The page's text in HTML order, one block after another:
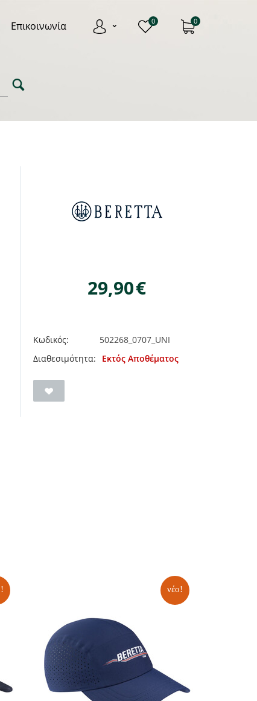
Επικοινωνία 0 0
29,90€
Κωδικός:
502268_0707_UNI
Διαθεσιμότητα:
Εκτός Αποθέματος
νέο!